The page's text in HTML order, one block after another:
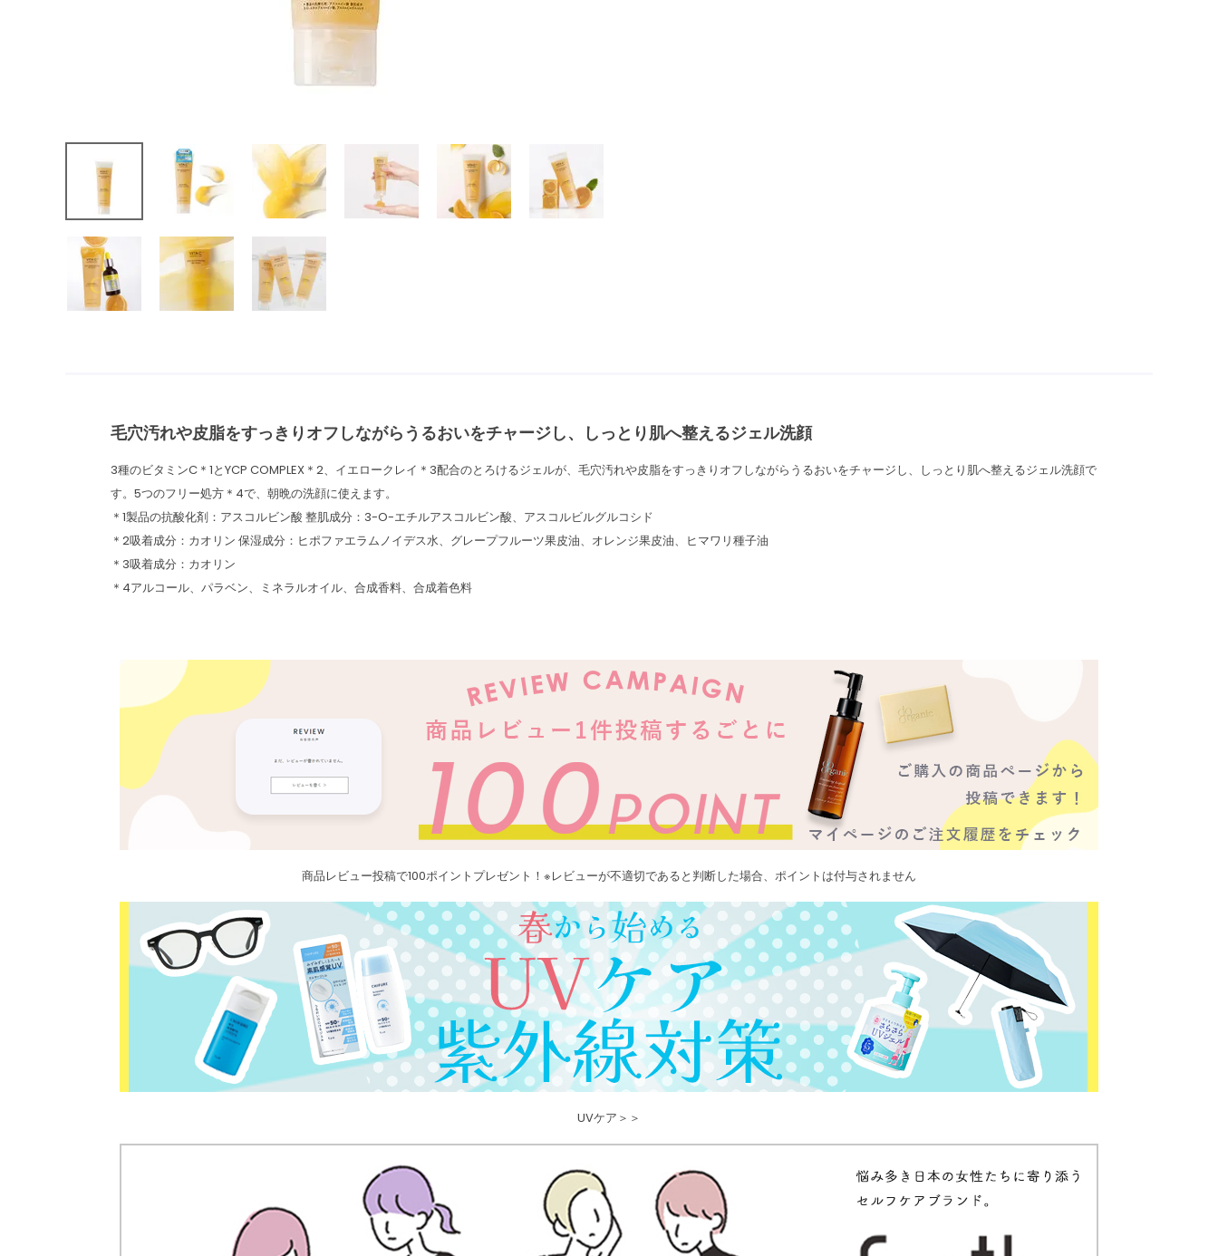
毛穴汚れや皮脂をすっきりオフしながらうるおいをチャージし、しっとり肌へ整えるジェル洗顔
3種のビタミンC＊1とYCP COMPLEX＊2、イエロークレイ＊3配合のとろけるジェルが、毛穴汚れや皮脂をすっきりオフしながらうるおいをチャージし、しっとり肌へ整えるジェル洗顔で
す。5つのフリー処方＊4で、朝晩の洗顔に使えます。
＊1製品の抗酸化剤：アスコルビン酸 整肌成分：3-O-エチルアスコルビン酸、アスコルビルグルコシド
＊2吸着成分：カオリン 保湿成分：ヒポファエラムノイデス水、グレープフルーツ果皮油、オレンジ果皮油、ヒマワリ種子油
＊3吸着成分：カオリン
＊4アルコール、パラベン、ミネラルオイル、合成香料、合成着色料
商品レビュー投稿で100ポイントプレゼント！※レビューが不適切であると判断した場合、ポイントは付与されません
UVケア＞＞